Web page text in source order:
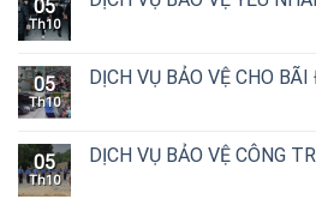
05
Th10
05
Th10
DỊCH VỤ BẢO VỆ CHO BÃI
05
Th10
DỊCH VỤ BẢO VỆ CÔNG